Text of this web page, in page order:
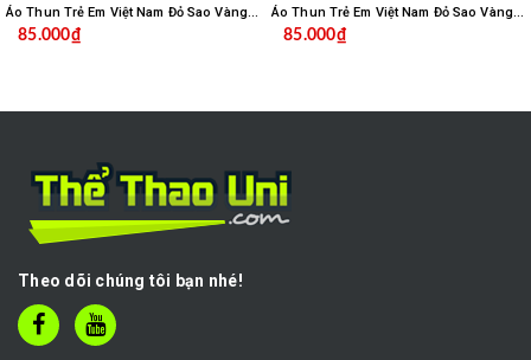
Áo Thun Trẻ Em Việt Nam Đỏ Sao Vàng Cao Cấp Mè Caro SV02
85.000₫
Áo Thun Trẻ Em Việt Nam Đỏ Sao Vàng Cao Cấp Mè Caro SV01
85.000₫
Theo dõi chúng tôi bạn nhé!